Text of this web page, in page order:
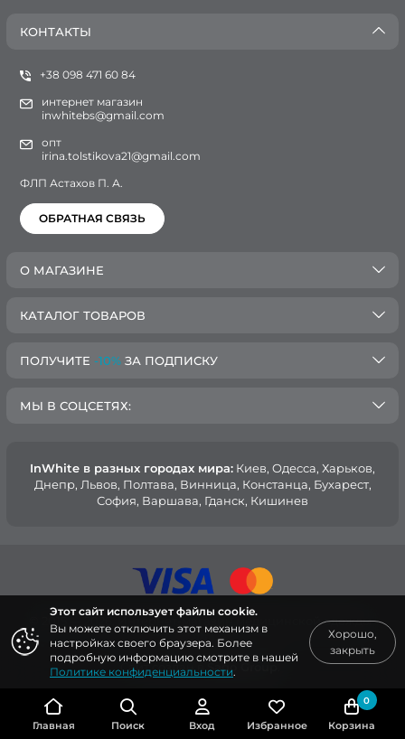
Главная Поиск Вход Избранное
0
Корзина
КОНТАКТЫ
+38 098 471 60 84
интернет магазин
inwhitebs@gmail.com
опт
irina.tolstikova21@gmail.com
ФЛП Астахов П. А.
ОБРАТНАЯ СВЯЗЬ
О МАГАЗИНЕ
КАТАЛОГ ТОВАРОВ
ПОЛУЧИТЕ -10% ЗА ПОДПИСКУ
МЫ В СОЦСЕТЯХ:
InWhite в разных городах мира: Киев, Oдесса, Харьков,
Днепр, Львов, Полтава, Винница, Констанца, Бухарест,
София, Варшава, Гданск, Кишинев
© 2015 — 2026, Интернет-магазин медицинской одежды
InWhite.
Сайт создан в Sago Group
Этот сайт использует файлы cookie.
Вы можете отключить этот механизм в
настройках своего браузера. Более
подробную информацию смотрите в нашей
Политике конфиденциальности.
Хорошо,
закрыть